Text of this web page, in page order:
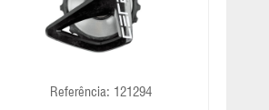
Referência: 121294